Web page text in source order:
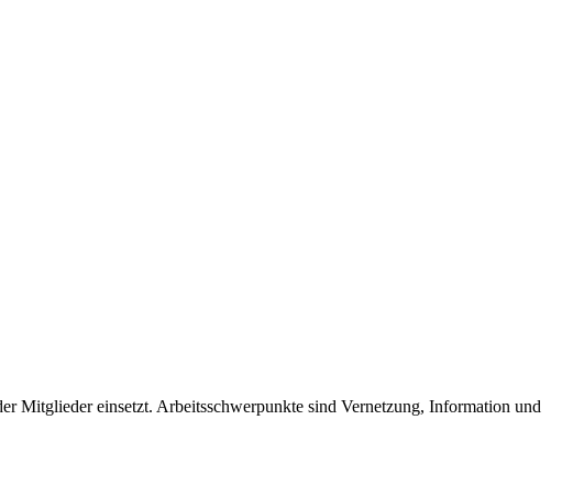
Mitglieder einsetzt. Arbeitsschwerpunkte sind Vernetzung, Information und